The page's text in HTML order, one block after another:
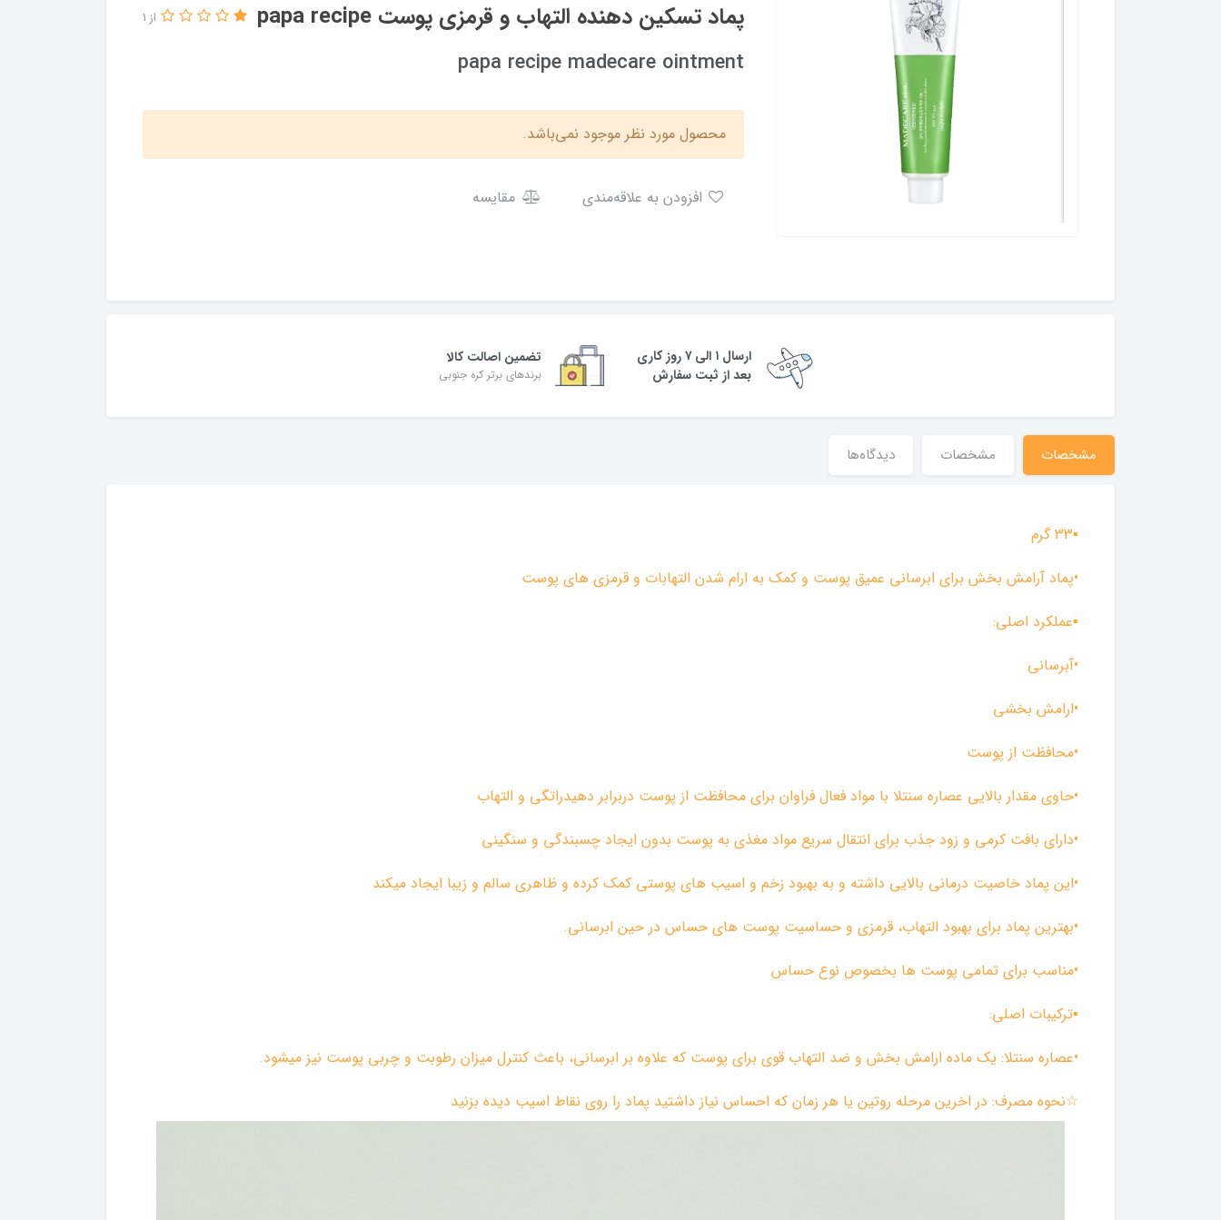
پماد تسکین دهنده التهاب و قرمزی پوست papa recipe از 1
papa recipe madecare ointment
محصول مورد نظر موجود نمی‌باشد.
مقایسه
ارسال ۱ الی ۷ روز کاری
بعد از ثبت سفارش
تضمین اصالت کالا
برندهای برتر کره جنوبی
مشخصات مشخصات دیدگاه‌ها
▪︎33 گرم
•پماد آرامش بخش برای ابرسانی عمیق پوست و کمک به ارام شدن التهابات و قرمزی های پوست
▪︎عملکرد اصلی:
•آبرسانی
•ارامش بخشی
•محافظت از پوست
•حاوی مقدار بالایی عصاره سنتلا با مواد فعال فراوان برای محافظت از پوست دربرابر دهیدراتگی و التهاب
•دارای بافت کرمی و زود جذب برای انتقال سریع مواد مغذی به پوست بدون ایجاد چسبندگی و سنگینی
•این پماد خاصیت درمانی بالایی داشته و به بهبود زخم و اسیب های پوستی کمک کرده و ظاهری سالم و زیبا ایجاد میکند
•بهترین پماد برای بهبود التهاب، قرمزی و حساسیت پوست های حساس در حین ابرسانی.
•مناسب برای تمامی پوست ها بخصوص نوع حساس
▪︎ترکیبات اصلی:
•عصاره سنتلا: یک ماده ارامش بخش و ضد التهاب قوی برای پوست که علاوه بر ابرسانی، باعث کنترل میزان رطوبت و چربی پوست نیز میشود.
☆نحوه مصرف: در اخرین مرحله روتین یا هر زمان که احساس نیاز داشتید پماد را روی نقاط اسیب دیده بزنید